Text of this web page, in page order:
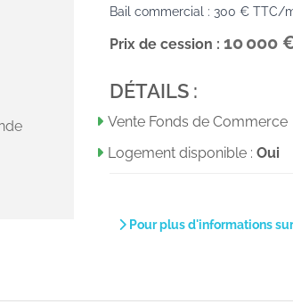
Bail commercial : 300 € TTC/
Prix de cession : 10 000
DÉTAILS :
Vente Fonds de Commerce
Logement disponible : Oui
Pour plus d'informations